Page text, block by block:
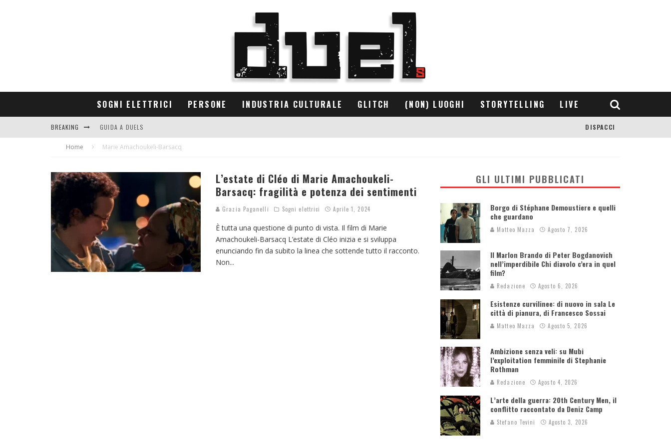
SOGNI ELETTRICI PERSONE INDUSTRIA CULTURALE GLITCH (NON) LUOGHI STORYTELLING LIVE
BREAKING GUIDA A DUELS
CONTRIBUTORS
DISPACCI
Home Marie Amachoukeli-Barsacq
L’estate di Cléo di Marie Amachoukeli-
Barsacq: fragilità e potenza dei sentimenti
Grazia Paganelli Sogni elettrici Aprile 1, 2024
È tutta una questione di punto di vista. Il film di Marie
Amachoukeli-Barsacq L’estate di Cléo inizia e si sviluppa
enunciando fin da subito la linea che sottende tutto il racconto.
Non...
GLI ULTIMI PUBBLICATI
Borgo di Stéphane Demoustiere e quelli
che guardano
Matteo Mazza Agosto 7, 2026
Il Marlon Brando di Peter Bogdanovich
nell’imperdibile Chi diavolo c’era in quel
film?
Redazione Agosto 6, 2026
Esistenze curvilinee: di nuovo in sala Le
città di pianura, di Francesco Sossai
Matteo Mazza Agosto 5, 2026
Ambizione senza veli: su Mubi
l’exploitation femminile di Stephanie
Rothman
Redazione Agosto 4, 2026
L’arte della guerra: 20th Century Men, il
conflitto raccontato da Deniz Camp
Stefano Tevini Agosto 3, 2026